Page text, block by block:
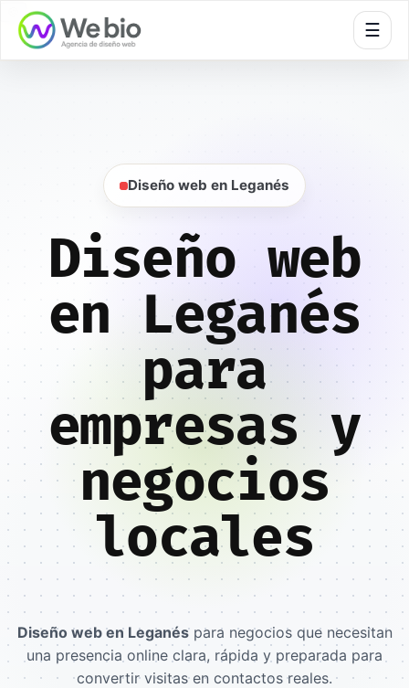
☰
Diseño web en Leganés
Diseño web
en Leganés
para
empresas y
negocios
locales
Diseño web en Leganéspara negocios que necesitan
una presencia online clara, rápida y preparada para
convertir visitas en contactos reales.